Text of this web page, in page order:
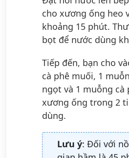
cho xương ống heo
khoảng 15 phút.
bọt để nước dùng
Tiếp đến, bạn cho
cà phê muối, 1
ngọt và 1 muỗng cà
xương ống trong 2
dùng.
Lưu ý: Đối với